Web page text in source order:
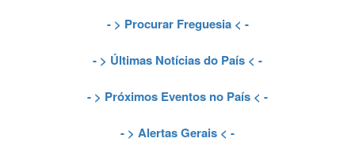
- > Procurar Freguesia< -
- > Últimas Notícias do País < -
- > Próximos Eventos no País < -
- > Alertas Gerais < -